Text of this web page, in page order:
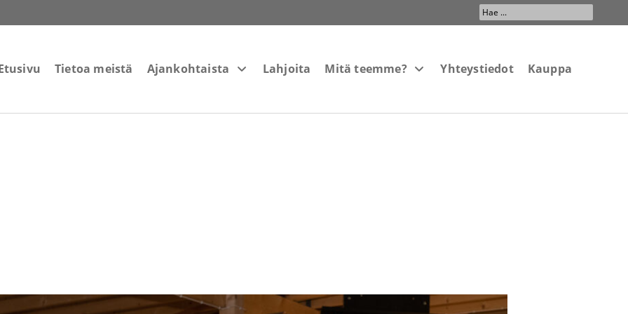
Search
...
Tietoa meistä Ajankohtaista Lahjoita Mitä teemme? Yhteystiedot Kauppa